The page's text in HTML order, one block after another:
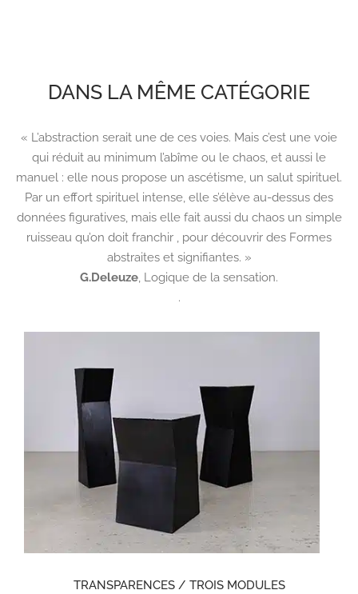
DANS LA MÊME CATÉGORIE
« L’abstraction serait une de ces voies. Mais c’est une voie
qui réduit au minimum l’abîme ou le chaos, et aussi le
manuel : elle nous propose un ascétisme, un salut spirituel.
Par un effort spirituel intense, elle s’élève au-dessus des
données figuratives, mais elle fait aussi du chaos un simple
ruisseau qu’on doit franchir , pour découvrir des Formes
abstraites et signifiantes. »
G.Deleuze, Logique de la sensation.
.
TRANSPARENCES / TROIS MODULES